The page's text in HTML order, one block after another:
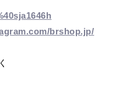
brshop.jp/